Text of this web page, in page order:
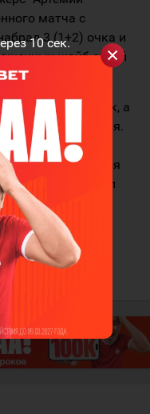
10сек.
матча с
3 (1+2) очка и
шайб своей
атак, а
видели сегодня.
важно даже в
не делать, нельзя
сезоне, - отметил
Рейнджерс